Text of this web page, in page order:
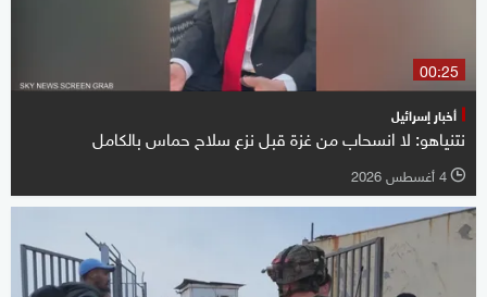
00:25
أخبار إسرائيل
نتنياهو: لا انسحاب من غزة قبل نزع سلاح حماس بالكامل
l 4 أغسطس 2026